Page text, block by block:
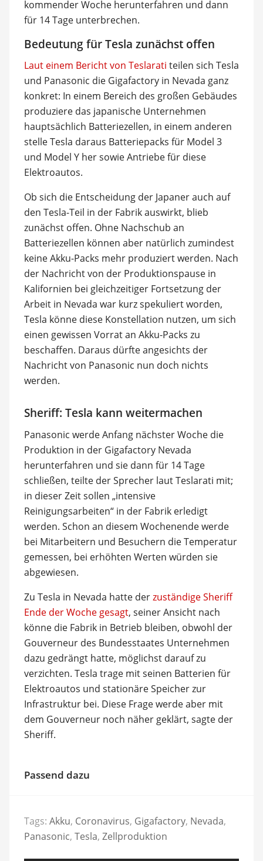
kommender Woche herunterfahren und dann
für 14 Tage unterbrechen.
Bedeutung für Tesla zunächst offen
Laut einem Bericht von Teslarati teilen sich Tesla
und Panasonic die Gigafactory in Nevada ganz
konkret: In einem Bereich des großen Gebäudes
produziere das japanische Unternehmen
hauptsächlich Batteriezellen, in einem anderen
stelle Tesla daraus Batteriepacks für Model 3
und Model Y her sowie Antriebe für diese
Elektroautos.
Ob sich die Entscheidung der Japaner auch auf
den Tesla-Teil in der Fabrik auswirkt, blieb
zunächst offen. Ohne Nachschub an
Batteriezellen können aber natürlich zumindest
keine Akku-Packs mehr produziert werden. Nach
der Nachricht von der Produktionspause in
Kalifornien bei gleichzeitiger Fortsetzung der
Arbeit in Nevada war kurz spekuliert worden,
Tesla könne diese Konstellation nutzen, um sich
einen gewissen Vorrat an Akku-Packs zu
beschaffen. Daraus dürfte angesichts der
Nachricht von Panasonic nun doch nichts
werden.
Sheriff: Tesla kann weitermachen
Panasonic werde Anfang nächster Woche die
Produktion in der Gigafactory Nevada
herunterfahren und sie dann für 14 Tage
schließen, teilte der Sprecher laut Teslarati mit;
in dieser Zeit sollen „intensive
Reinigungsarbeiten“ in der Fabrik erledigt
werden. Schon an diesem Wochenende werde
bei Mitarbeitern und Besuchern die Temperatur
gemessen, bei erhöhten Werten würden sie
abgewiesen.
Zu Tesla in Nevada hatte derzuständige Sheriff
Ende der Woche gesagt, seiner Ansicht nach
könne die Fabrik in Betrieb bleiben, obwohl der
Gouverneur des Bundesstaates Unternehmen
dazu gedrängt hatte, möglichst darauf zu
verzichten. Tesla trage mit seinen Batterien für
Elektroautos und stationäre Speicher zur
Infrastruktur bei. Diese Frage werde aber mit
dem Gouverneur noch näher geklärt, sagte der
Sheriff.
Passend dazu
Tags: Akku, Coronavirus, Gigafactory, Nevada,
Panasonic, Tesla, Zellproduktion